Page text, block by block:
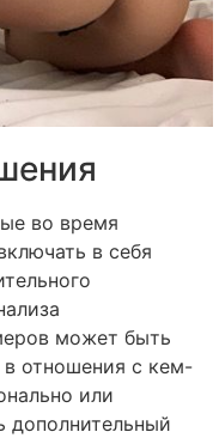
во время
в себя
может быть
в отношения с кем-
или
дополнительный